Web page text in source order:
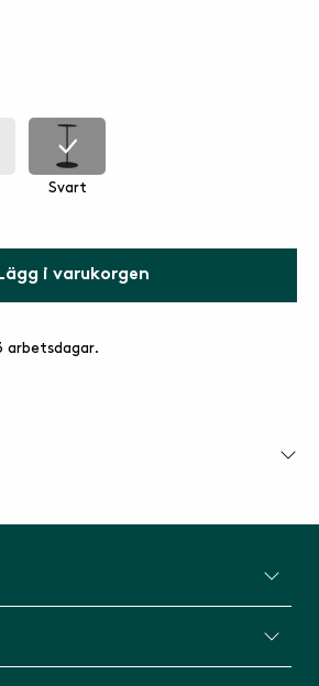
Bordet har ställbara fötter så
ojämna ytor.
Svart
i varukorgen
arbetsdagar.